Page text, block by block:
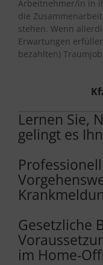
Arbeitnehmer/in in
die
stehen. Wenn
Erwartungen
bezahlten)
Lernen Sie,
gelingt es
Gesetzliche
im Home-